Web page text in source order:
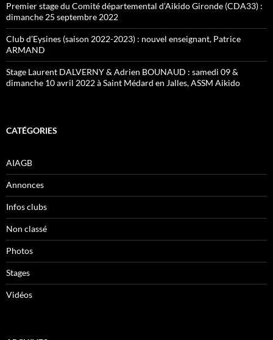
Premier stage du Comité départemental d’Aikido Gironde (CDA33) :
dimanche 25 septembre 2022
Club d’Eysines (saison 2022-2023) : nouvel enseignant, Patrice
ARMAND
Stage Laurent DALVERNY & Adrien BOUNAUD : samedi 09 &
dimanche 10 avril 2022 à Saint Médard en Jalles, ASSM Aikido
CATÉGORIES
AIAGB
Annonces
Infos clubs
Non classé
Photos
Stages
Vidéos